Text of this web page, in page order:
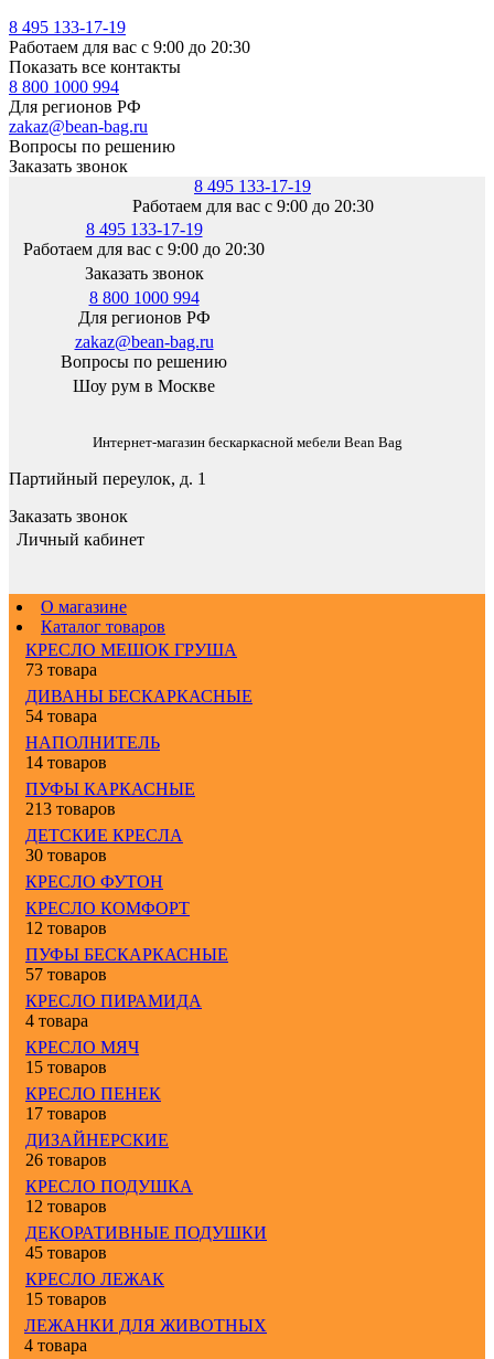
8 495 133-17-19
Работаем для вас с 9:00 до 20:30
Показать все контакты
8 800 1000 994
Для регионов РФ
zakaz@bean-bag.ru
Вопросы по решению
Заказать звонок
8 495 133-17-19
Работаем для вас с 9:00 до 20:30
8 495 133-17-19
Работаем для вас с 9:00 до 20:30
Заказать звонок
8 800 1000 994
Для регионов РФ
zakaz@bean-bag.ru
Вопросы по решению
Шоу рум в Москве
Интернет-магазин бескаркасной мебели Bean Bag
Партийный переулок, д. 1
Заказать звонок
Личный кабинет
О магазине
Каталог товаров
КРЕСЛО МЕШОК ГРУША
73 товара
ДИВАНЫ БЕСКАРКАСНЫЕ
54 товара
НАПОЛНИТЕЛЬ
14 товаров
ПУФЫ КАРКАСНЫЕ
213 товаров
ДЕТСКИЕ КРЕСЛА
30 товаров
КРЕСЛО ФУТОН
КРЕСЛО КОМФОРТ
12 товаров
ПУФЫ БЕСКАРКАСНЫЕ
57 товаров
КРЕСЛО ПИРАМИДА
4 товара
КРЕСЛО МЯЧ
15 товаров
КРЕСЛО ПЕНЕК
17 товаров
ДИЗАЙНЕРСКИЕ
26 товаров
КРЕСЛО ПОДУШКА
12 товаров
ДЕКОРАТИВНЫЕ ПОДУШКИ
45 товаров
КРЕСЛО ЛЕЖАК
15 товаров
ЛЕЖАНКИ ДЛЯ ЖИВОТНЫХ
4 товара